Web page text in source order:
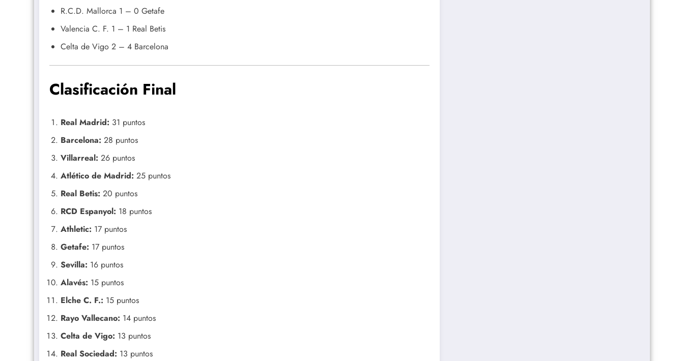
R.C.D. Mallorca 1 – 0 Getafe
Valencia C. F. 1 – 1 Real Betis
Celta de Vigo 2 – 4 Barcelona
Clasificación Final
Real Madrid: 31 puntos
Barcelona: 28 puntos
Villarreal: 26 puntos
Atlético de Madrid: 25 puntos
Real Betis: 20 puntos
RCD Espanyol: 18 puntos
Athletic: 17 puntos
Getafe: 17 puntos
Sevilla: 16 puntos
Alavés: 15 puntos
Elche C. F.: 15 puntos
Rayo Vallecano: 14 puntos
Celta de Vigo: 13 puntos
Real Sociedad: 13 puntos